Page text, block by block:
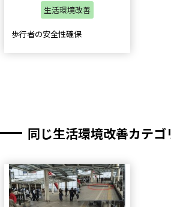
生活環境改善
歩行者の安全性確保
同じ生活環境改善カテ